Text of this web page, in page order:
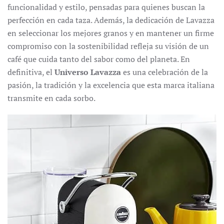
funcionalidad y estilo, pensadas para quienes buscan la
perfección en cada taza. Además, la dedicación de Lavazza
en seleccionar los mejores granos y en mantener un firme
compromiso con la sostenibilidad refleja su visión de un
café que cuida tanto del sabor como del planeta. En
definitiva, el Universo Lavazzaes una celebración de la
pasión, la tradición y la excelencia que esta marca italiana
transmite en cada sorbo.